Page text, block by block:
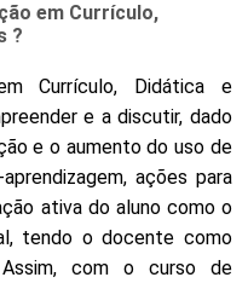
em Currículo,
?
Currículo, Didática e
e a discutir, dado
e o aumento do uso de
ações para
ativa do aluno como o
tendo o docente como
com o curso de